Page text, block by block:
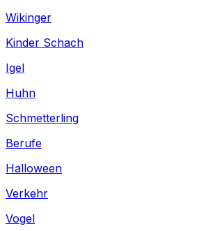
Wikinger
Kinder Schach
Igel
Huhn
Schmetterling
Berufe
Halloween
Verkehr
Vogel